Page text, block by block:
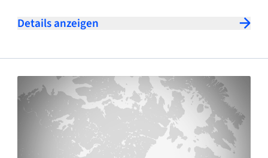
Details anzeigen